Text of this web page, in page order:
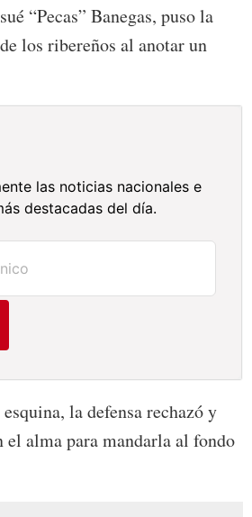
“Pecas” Banegas, puso la
los ribereños al anotar un
las noticias nacionales e
destacadas del día.
la defensa rechazó y
el alma para mandarla al fondo